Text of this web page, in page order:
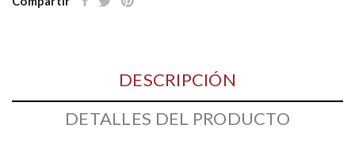
DESCRIPCIÓN
DETALLES DEL PRODUCTO